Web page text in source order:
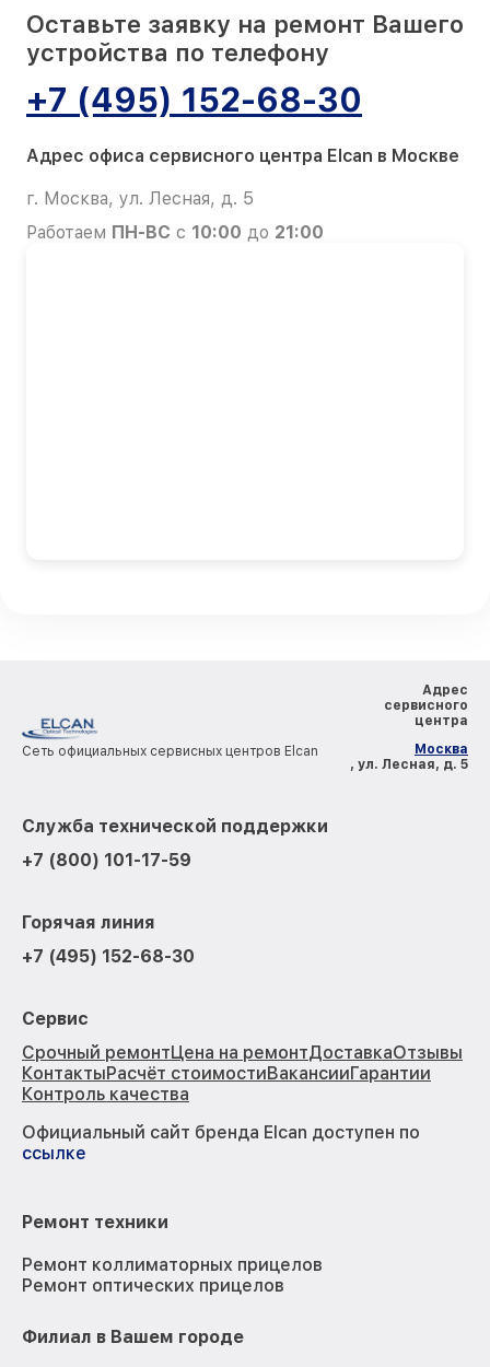
Оставьте заявку на ремонт Вашего
устройства по телефону
+7 (495) 152-68-30
Адрес офиса сервисного центра Elcan в Москве
г. Москва, ул. Лесная, д. 5
Работаем ПН-ВС с 10:00 до 21:00
Сеть официальных сервисных центров Elcan
Адрес
сервисного
центра
Москва
, ул. Лесная, д. 5
Служба технической поддержки
+7 (800) 101-17-59
Горячая линия
+7 (495) 152-68-30
Сервис
Срочный ремонтЦена на ремонтДоставкаОтзывы
КонтактыРасчёт стоимостиВакансииГарантии
Контроль качества
Официальный сайт бренда Elcan доступен по
ссылке
Ремонт техники
Ремонт коллиматорных прицелов
Ремонт оптических прицелов
Филиал в Вашем городе